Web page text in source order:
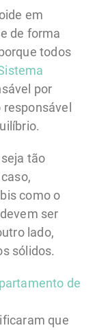
em
de forma
todos
por
tão
como o
ser
lado,
sólidos.
de
que